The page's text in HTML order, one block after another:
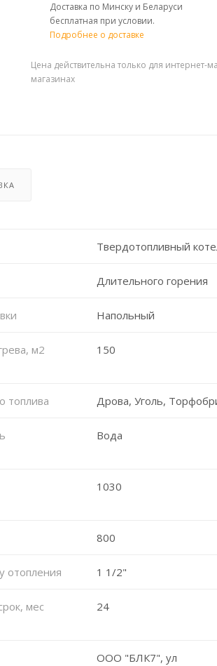
Доставка по Минску и Беларуси
бесплатная при условии.
Подробнее о доставке
Цена действительна только для интернет-
магазинах
Твердотопливный
Длительного горения
Напольный
м2 150
топлива Дрова, Уголь,
Вода
1030
800
отопления 1 1/2"
мес 24
ООО "БЛК7", ул